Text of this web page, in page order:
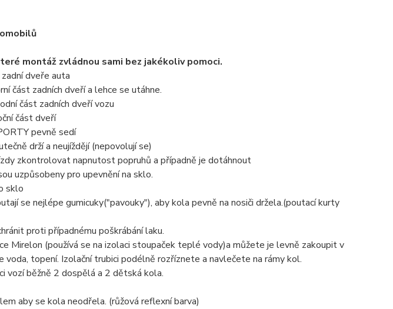
montáž zvládnou sami bez jakékoliv pomoci.
dveře auta
část zadních dveří a lehce se utáhne.
část zadních dveří vozu
část dveří
pevně sedí
drží a neujíždějí (nepovolují se)
zkontrolovat napnutost popruhů a případně je dotáhnout
uzpůsobeny pro upevnění na sklo.
sklo
se nejlépe gumicuky("pavouky"), aby kola pevně na nosiči držela.(poutací kurty
proti případnému poškrábání laku.
Mirelon (používá se na izolaci stoupaček teplé vody)a můžete je levně zakoupit v
topení. Izolační trubici podélně rozříznete a navlečete na rámy kol.
vozí běžně 2 dospělá a 2 dětská kola.
aby se kola neodřela. (růžová reflexní barva)